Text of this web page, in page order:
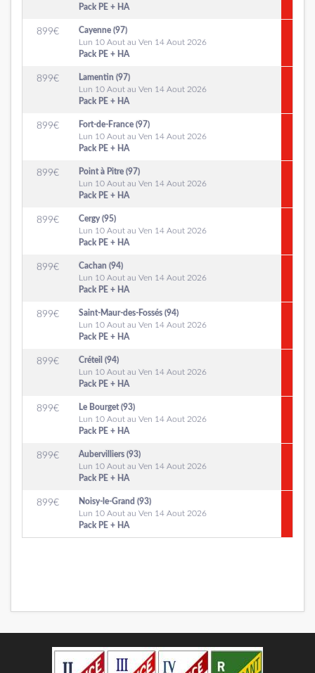
Pack PE + HA
899€
Cayenne (97)
Lun 10 Aout au Ven 14 Aout 2026
Pack PE + HA
899€
Lamentin (97)
Lun 10 Aout au Ven 14 Aout 2026
Pack PE + HA
899€
Fort-de-France (97)
Lun 10 Aout au Ven 14 Aout 2026
Pack PE + HA
899€
Point à Pitre (97)
Lun 10 Aout au Ven 14 Aout 2026
Pack PE + HA
899€
Cergy (95)
Lun 10 Aout au Ven 14 Aout 2026
Pack PE + HA
899€
Cachan (94)
Lun 10 Aout au Ven 14 Aout 2026
Pack PE + HA
899€
Saint-Maur-des-Fossés (94)
Lun 10 Aout au Ven 14 Aout 2026
Pack PE + HA
899€
Créteil (94)
Lun 10 Aout au Ven 14 Aout 2026
Pack PE + HA
899€
Le Bourget (93)
Lun 10 Aout au Ven 14 Aout 2026
Pack PE + HA
899€
Aubervilliers (93)
Lun 10 Aout au Ven 14 Aout 2026
Pack PE + HA
899€
Noisy-le-Grand (93)
Lun 10 Aout au Ven 14 Aout 2026
Pack PE + HA